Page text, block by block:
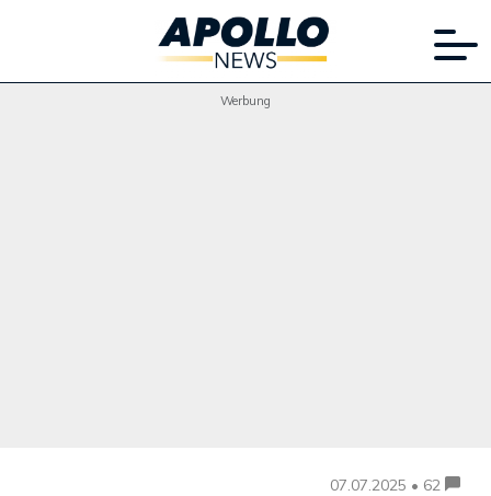
Werbung
07.07.2025 • 62